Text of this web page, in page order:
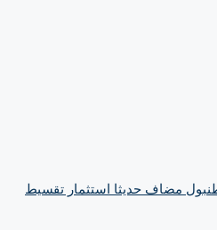
مضاف حديثا استثمار تقسيط